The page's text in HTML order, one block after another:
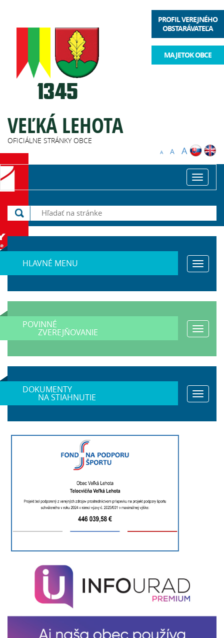
VEĽKÁ LEHOTA
OFICIÁLNE STRÁNKY OBCE
PROFIL VEREJNÉHO
OBSTARÁVATEĽA
MAJETOK OBCE
A A A
Toggle
HLAVNÉ MENU
Toggle
POVINNÉ
ZVEREJŇOVANIE
Toggle
DOKUMENTY
NA STIAHNUTIE
Toggle